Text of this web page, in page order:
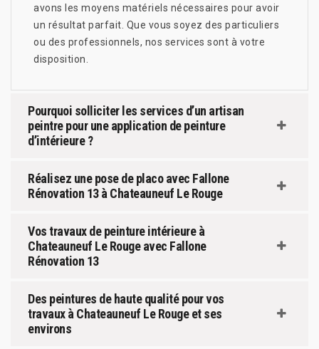
avons les moyens matériels nécessaires pour avoir
un résultat parfait. Que vous soyez des particuliers
ou des professionnels, nos services sont à votre
disposition.
Pourquoi solliciter les services d’un artisan
peintre pour une application de peinture
d’intérieure ?
Réalisez une pose de placo avec Fallone
Rénovation 13 à Chateauneuf Le Rouge
Vos travaux de peinture intérieure à
Chateauneuf Le Rouge avec Fallone
Rénovation 13
Des peintures de haute qualité pour vos
travaux à Chateauneuf Le Rouge et ses
environs